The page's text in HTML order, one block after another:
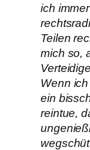
ich
Teilen
mich so,
Wenn
ein
reintue,